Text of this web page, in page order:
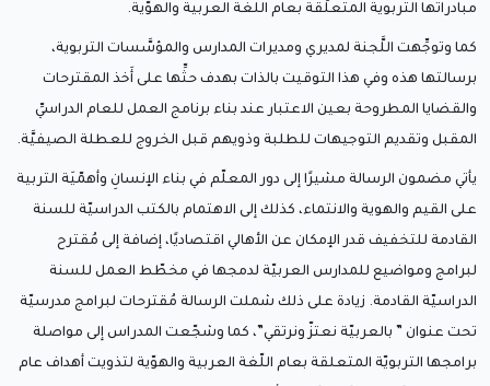
مبادراتها التربوية المتعلِّقة بعام اللغة العربية والهوّية.
كما وتوجِّهت اللَّجنة لمديري ومديرات المدارس والمؤسَّسات التربوية،
برسالتها هذه وفي هذا التوقيت بالذات بهدف حثِّها على أَخذ المقترحات
والقضايا المطروحة بعين الاعتبار عند بناء برنامج العمل للعام الدراسيِّ
المقبل وتقديم التوجيهات للطلبة وذويهم قبل الخروج للعطلة الصيفيَّة.
يأتي مضمون الرسالة مشيرًا إلى دور المعلّم في بناء الإنسانِ وأهمّيَة التربية
على القيم والهوية والانتماء، كذلك إلى الاهتمام بالكتب الدراسيّة للسنة
القادمة للتخفيف قدر الإمكان عن الأهالي اقتصاديًا، إضافة إلى مُقترح
لبرامج ومواضيع للمدارس العربيّة لدمجها في مخطّط العمل للسنة
الدراسيّة القادمة. زيادة على ذلك شملت الرسالة مُقترحات لبرامج مدرسيّة
تحت عنوان ” بالعربيّة نعتزّ ونرتقي”، كما وشجّعت المدراس إلى مواصلة
برامجها التربويّة المتعلقة بعام اللّغة العربية والهوّية لتذويت أهداف عام